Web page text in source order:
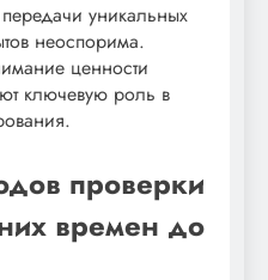
уникальных
неоспорима.
ценности
ключевую роль в
проверки
времен до